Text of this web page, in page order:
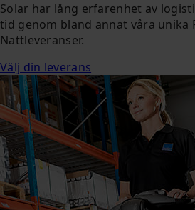
Solar har lång erfarenhet av
tid genom bland annat våra unika
Nattleveranser.
Välj din leverans